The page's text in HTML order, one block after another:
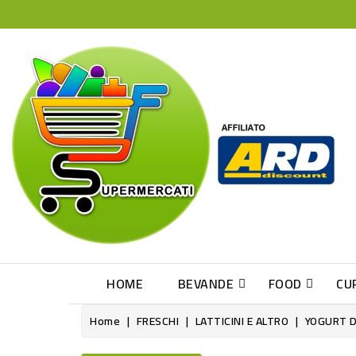
HOME BEVANDE FOOD
Home FRESCHI LATTICINI E ALTRO YOGURT